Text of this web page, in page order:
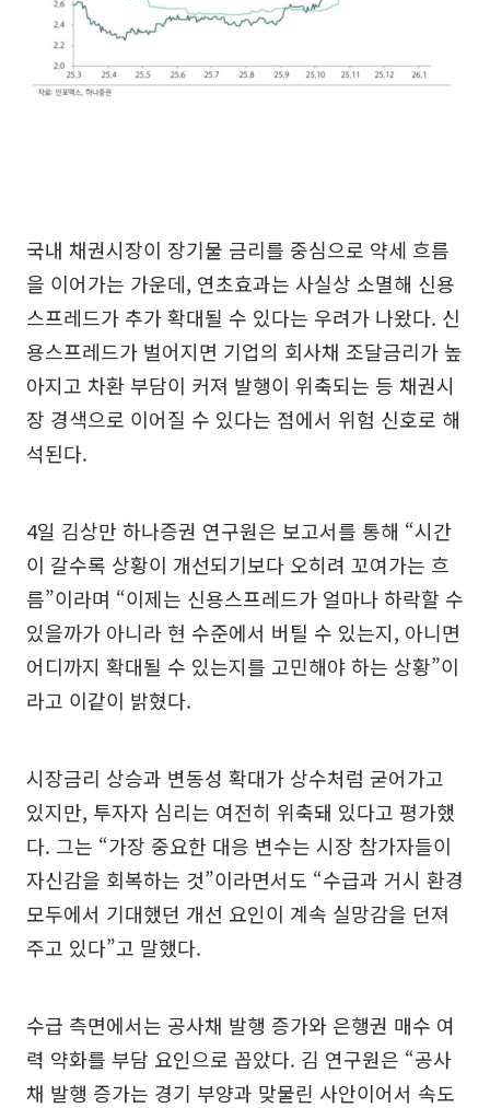
국내 채권시장이 장기물 금리를 중심으로 약세 흐름
을 이어가는 가운데, 연초효과는 사실상 소멸해 신용
스프레드가 추가 확대될 수 있다는 우려가 나왔다. 신
용스프레드가 벌어지면 기업의 회사채 조달금리가 높
아지고 차환 부담이 커져 발행이 위축되는 등 채권시
장 경색으로 이어질 수 있다는 점에서 위험 신호로 해
석된다.
4일 김상만 하나증권 연구원은 보고서를 통해 “시간
이 갈수록 상황이 개선되기보다 오히려 꼬여가는 흐
름”이라며 “이제는 신용스프레드가 얼마나 하락할 수
있을까가 아니라 현 수준에서 버틸 수 있는지, 아니면
어디까지 확대될 수 있는지를 고민해야 하는 상황”이
라고 이같이 밝혔다.
시장금리 상승과 변동성 확대가 상수처럼 굳어가고
있지만, 투자자 심리는 여전히 위축돼 있다고 평가했
다. 그는 “가장 중요한 대응 변수는 시장 참가자들이
자신감을 회복하는 것”이라면서도 “수급과 거시 환경
모두에서 기대했던 개선 요인이 계속 실망감을 던져
주고 있다”고 말했다.
수급 측면에서는 공사채 발행 증가와 은행권 매수 여
력 약화를 부담 요인으로 꼽았다. 김 연구원은 “공사
채 발행 증가는 경기 부양과 맞물린 사안이어서 속도